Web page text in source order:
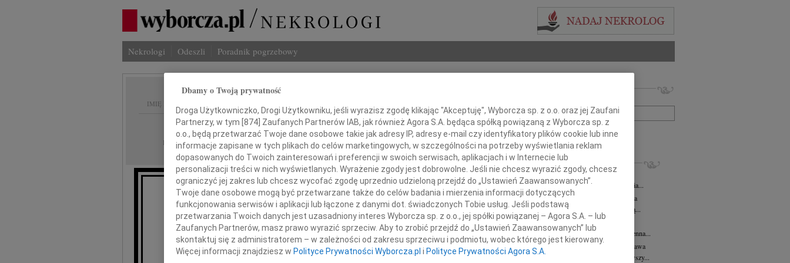
Nekrologi Odeszli Poradnik pogrzebowy
IMIĘ I NAZWISKO:
REGION: Warszawa
DATA EMISJI: 01.10.2009
Konradowi Staniszowi
i Jego Żonie
+ szukanie zaawansowane
INNE NEKROLOGI
Asia Kułakowska 07.08.2026Warszawa
Asia Kułakowska 8 czerwca 1984 - 9 sierpnia...
Małgorzata Kościelska
Warszawa
Z żalem żegnam prof. Małgorzatę Kościelską...
Janusz Goetze 07.08.2026 Warszawa
Janusz Goetze adwokat 9 lat bez Ciebie Bożenna...
Wacława Stec-Myśliwska
07.08.2026
Warszawa
W dniu 4 sierpnia 2026 roku zmarła przeżywszy...
Dbamy o Twoją prywatność
Droga Użytkowniczko, Drogi Użytkowniku, jeśli wyrazisz zgodę klikając "Akceptuję", Wyborcza sp. z o.o. oraz jej Zaufani
Partnerzy, w tym [874] Zaufanych Partnerów IAB, jak również Agora S.A. będąca spółką powiązaną z Wyborcza sp. z
o.o., będą przetwarzać Twoje dane osobowe takie jak adresy IP, adresy e-mail czy identyfikatory plików cookie lub inne
informacje zapisane w tych plikach do celów marketingowych, w szczególności na potrzeby wyświetlania reklam
dopasowanych do Twoich zainteresowań i preferencji w swoich serwisach, aplikacjach i w Internecie lub
personalizacji treści w nich wyświetlanych. Wyrażenie zgody jest dobrowolne. Jeśli nie chcesz wyrazić zgody, chcesz
ograniczyć jej zakres lub chcesz wycofać zgodę uprzednio udzieloną przejdź do „Ustawień Zaawansowanych”.
Twoje dane osobowe mogą być przetwarzane także do celów badania i mierzenia informacji dotyczących
funkcjonowania serwisów i aplikacji lub łączone z danymi dot. świadczonych Tobie usług. Jeśli podstawą
przetwarzania Twoich danych jest uzasadniony interes Wyborcza sp. z o.o., jej spółki powiązanej – Agora S.A. – lub
Zaufanych Partnerów, masz prawo wyrazić sprzeciw. Aby to zrobić przejdź do „Ustawień Zaawansowanych” lub
skontaktuj się z administratorem – w zależności od zakresu sprzeciwu i podmiotu, wobec którego jest kierowany.
Więcej informacji znajdziesz w Polityce Prywatności Wyborcza.pl i Polityce Prywatności Agora S.A.